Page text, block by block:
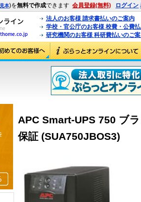
見本)を無料で作成できます 会員登録(無料) ログイン
法人のお客様 請求書払いのご案内
学校・官公庁のお客様 校費・公費
研究機関のお客様 科研費払いのご
APC Smart-UPS 750 ブ
保証 (SUA750JBOS3)